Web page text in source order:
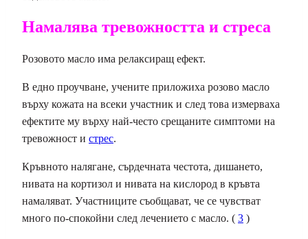
Намалява тревожността и стреса
Розовото масло има релаксиращ ефект.
В едно проучване, учените приложиха розово масло
върху кожата на всеки участник и след това измерваха
ефектите му върху най-често срещаните симптоми на
тревожност и стрес.
Кръвното налягане, сърдечната честота, дишането,
нивата на кортизол и нивата на кислород в кръвта
намаляват. Участниците съобщават, че се чувстват
много по-спокойни след лечението с масло. ( 3 )